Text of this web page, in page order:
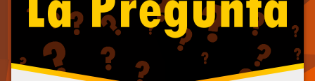
Sainz
verstappen